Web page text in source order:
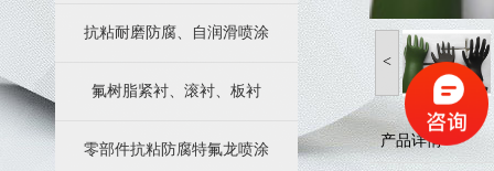
抗粘耐磨防腐、自润滑喷涂
氟树脂紧衬、滚衬、板衬
零部件抗粘防腐特氟龙喷涂
<
产品详情